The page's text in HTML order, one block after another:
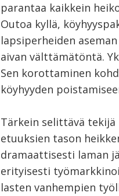
parantaa kaikkein
Outoa kyllä,
lapsiperheiden
aivan välttämätöntä.
Sen korottaminen
köyhyyden
Tärkein selittävä
etuuksien tason
dramaattisesti laman
erityisesti
lasten vanhempien